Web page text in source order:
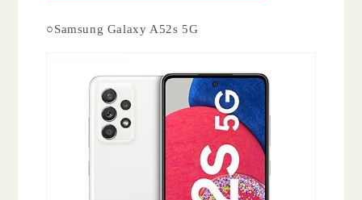
○Samsung Galaxy A52s 5G